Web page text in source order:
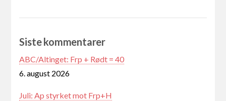
Siste kommentarer
ABC/Altinget: Frp + Rødt = 40
6. august 2026
Juli: Ap styrket mot Frp+H